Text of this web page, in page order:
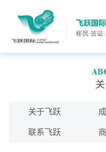
关于飞跃
联系飞跃